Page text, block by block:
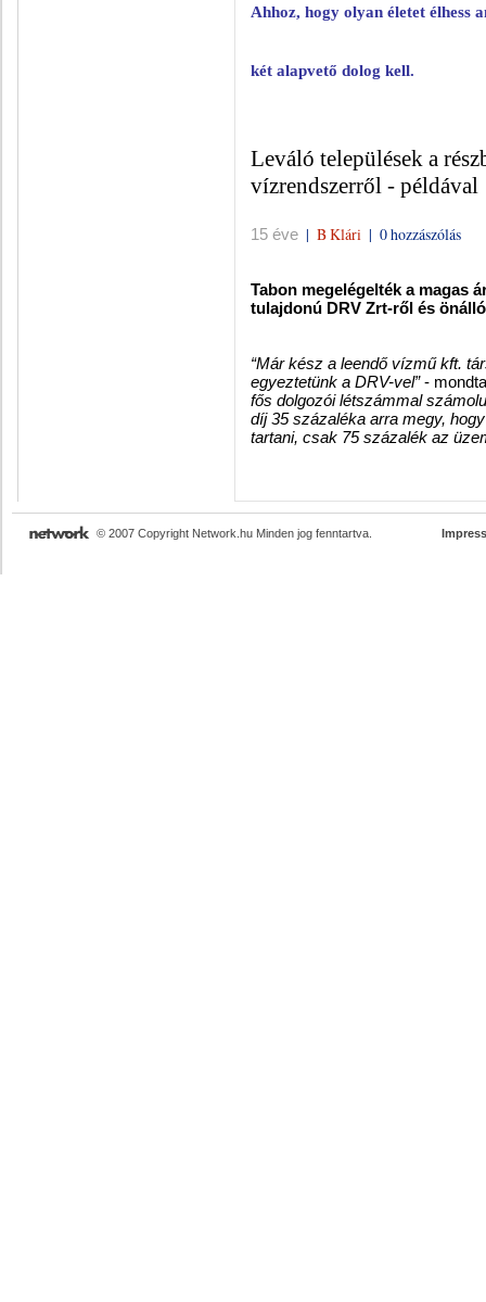
Ahhoz, hogy olyan életet élhess
két alapvető dolog kell.
Leváló települések a
vízrendszerről - példával
15 éve | B Klári | 0 hozzászólás
Tabon megelégelték a magas
tulajdonú DRV Zrt-ről és
“Már kész a leendő vízmű kft.
egyeztetünk a DRV-vel”-
fős dolgozói létszámmal
díj 35 százaléka arra megy,
tartani, csak 75 százalék az
© 2007 Copyright Network.hu Minden jog fenntartva.